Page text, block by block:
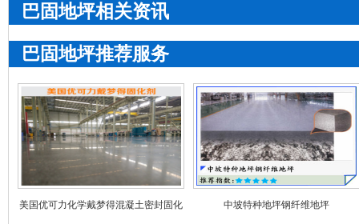
巴固地坪相关资讯
巴固地坪推荐服务
美国优可力化学戴梦得混凝土密封固化 中坡特种地坪钢纤维地坪